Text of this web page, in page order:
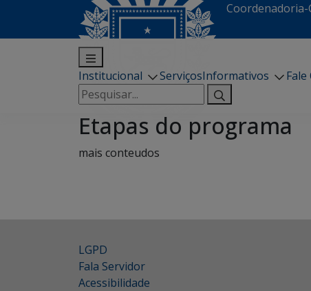
Coordenadoria-
Institucional ServiçosInformativos
Fale
Pesquisar
por:
Etapas do programa
mais conteudos
LGPD
Fala Servidor
Acessibilidade